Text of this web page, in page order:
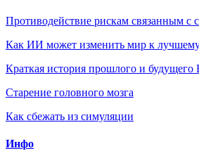
Противодействие рискам связанным
Как ИИ может изменить мир к
Краткая история прошлого и будущего
Старение головного мозга
Как сбежать из симуляции
Инфо